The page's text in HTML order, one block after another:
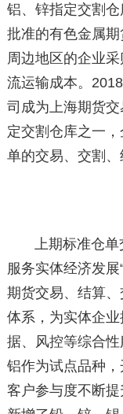
铝、锌指定交割
批准的有色金属
周边地区的企业
流运输成本。
司成为上海期货
定交割仓库之一
单的交易、交割、
上期标准仓
服务实体经济发
期货交易、结算
体系，为实体企
据、风控等综合性
铝作为试点品种
客户参与度不断